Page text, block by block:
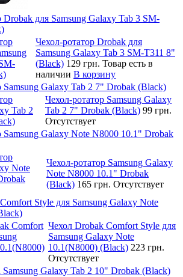
Drobak для Samsung Galaxy Tab 3 SM-
Чехол-ротатор Drobak для
Samsung Galaxy Tab 3 SM-T311 8"
(Black) 129 грн. Товар есть в
наличии В корзину
Samsung Galaxy Tab 2 7" Drobak (Black)
Чехол-ротатор Samsung Galaxy
Tab 2 7" Drobak (Black) 99 грн.
Отсутствует
Samsung Galaxy Note N8000 10.1" Drobak
Чехол-ротатор Samsung Galaxy
Note N8000 10.1" Drobak
(Black) 165 грн. Отсутствует
Style для Samsung Galaxy Note
Чехол Drobak Comfort Style для
Samsung Galaxy Note
10.1(N8000) (Black) 223 грн.
Отсутствует
Galaxy Tab 2 10" Drobak (Black)